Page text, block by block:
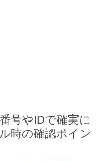
号やIDで確実に
時の確認ポイン